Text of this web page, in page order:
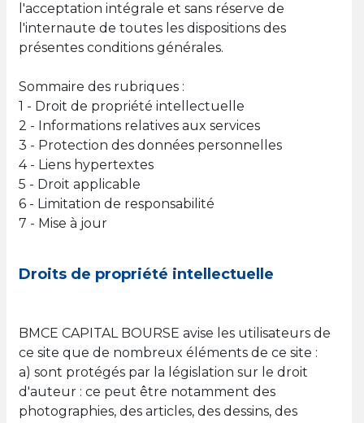
l'acceptation intégrale et sans réserve de
l'internaute de toutes les dispositions des
présentes conditions générales.
Sommaire des rubriques :
1 - Droit de propriété intellectuelle
2 - Informations relatives aux services
3 - Protection des données personnelles
4 - Liens hypertextes
5 - Droit applicable
6 - Limitation de responsabilité
7 - Mise à jour
Droits de propriété intellectuelle
BMCE CAPITAL BOURSE avise les utilisateurs de
ce site que de nombreux éléments de ce site :
a) sont protégés par la législation sur le droit
d'auteur : ce peut être notamment des
photographies, des articles, des dessins, des